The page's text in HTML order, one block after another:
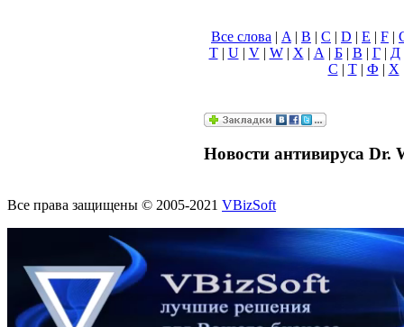
Все слова | A | B | C | D | E | F |
T| U| V| W| X | А | Б| В | Г| Д
С | Т| Ф | Х
Новости антивируса Dr.
Все права защищены © 2005-2021 VBizSoft